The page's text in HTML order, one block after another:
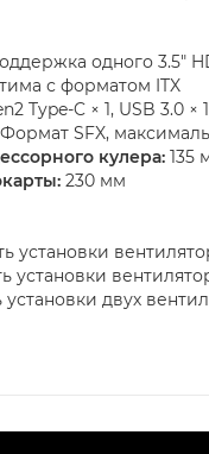
одного 3.5"
с форматом ITX
Type-C × 1, USB 3.0 ×
Формат SFX,
кулера: 135
230 мм
установки
двух